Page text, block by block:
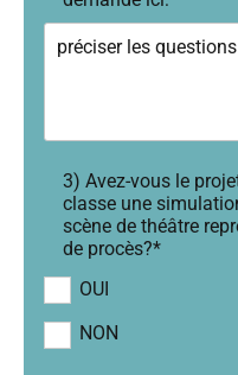
3) Avez-vous le
classe une
scène de théâtre
de procès?*
OUI
NON